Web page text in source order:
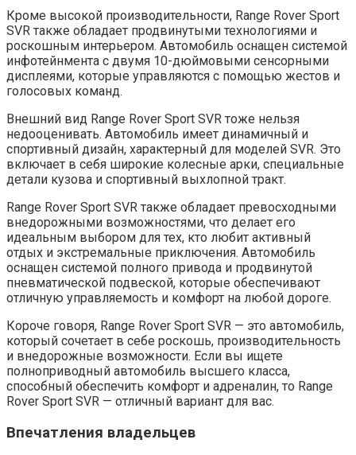
Кроме высокой производительности, Range Rover Sport
SVR также обладает продвинутыми технологиями и
роскошным интерьером. Автомобиль оснащен системой
инфотейнмента с двумя 10-дюймовыми сенсорными
дисплеями, которые управляются с помощью жестов и
голосовых команд.
Внешний вид Range Rover Sport SVR тоже нельзя
недооценивать. Автомобиль имеет динамичный и
спортивный дизайн, характерный для моделей SVR. Это
включает в себя широкие колесные арки, специальные
детали кузова и спортивный выхлопной тракт.
Range Rover Sport SVR также обладает превосходными
внедорожными возможностями, что делает его
идеальным выбором для тех, кто любит активный
отдых и экстремальные приключения. Автомобиль
оснащен системой полного привода и продвинутой
пневматической подвеской, которые обеспечивают
отличную управляемость и комфорт на любой дороге.
Короче говоря, Range Rover Sport SVR — это автомобиль,
который сочетает в себе роскошь, производительность
и внедорожные возможности. Если вы ищете
полноприводный автомобиль высшего класса,
способный обеспечить комфорт и адреналин, то Range
Rover Sport SVR — отличный вариант для вас.
Впечатления владельцев